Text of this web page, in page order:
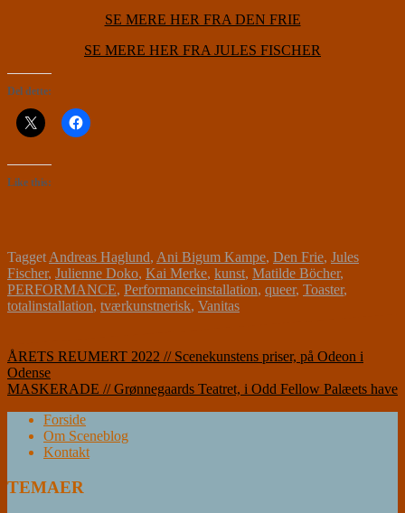
SE MERE HER FRA DEN FRIE
SE MERE HER FRA JULES FISCHER
Del dette:
Like this:
TaggetAndreas Haglund, Ani Bigum Kampe, Den Frie, Jules
Fischer, Julienne Doko, Kai Merke, kunst, Matilde Böcher,
PERFORMANCE, Performanceinstallation, queer, Toaster,
totalinstallation, tværkunstnerisk, Vanitas
Indlægsnavigation
ÅRETS REUMERT 2022 // Scenekunstens priser, på Odeon i
Odense
MASKERADE // Grønnegaards Teatret, i Odd Fellow Palæets have
Forside
Om Sceneblog
Kontakt
TEMAER